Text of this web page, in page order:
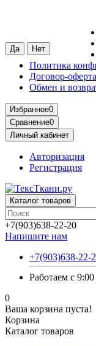
Политика
Договор-оферта
Обмен и
Избранное0
Сравнение0
Личный кабинет
Авторизация
Регистрация
Каталог товаров
+7(903)638-22-20
Напишите нам
+7(903)638-22-
Работаем с
0
Ваша корзина пуста!
Корзина
Каталог товаров